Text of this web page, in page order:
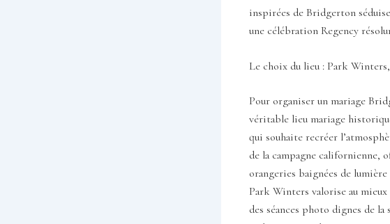
inspirées de Bridgerton
une célébration Regency
Le choix du lieu : Park
Pour organiser un mariage
véritable lieu mariage
qui souhaite recréer
de la campagne
orangeries baignées de
Park Winters valorise au
des séances photo dignes de